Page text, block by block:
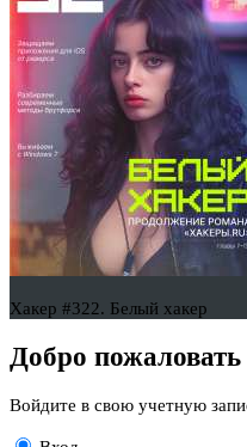
Хакер #322. Белый хакер
Добро пожаловать
Войдите в свою учетную